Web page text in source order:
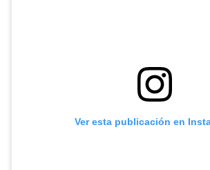
Ver esta publicación en